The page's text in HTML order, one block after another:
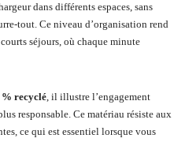
dans différents espaces, sans
tout. Ce niveau d’organisation rend
séjours, où chaque minute
% recyclé, il illustre l’engagement
responsable. Ce matériau résiste aux
ce qui est essentiel lorsque vous